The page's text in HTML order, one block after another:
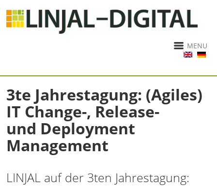
MENU
3te Jahrestagung: (Agiles)
IT Change-, Release-
und Deployment
Management
LINJAL auf der 3ten Jahrestagung: